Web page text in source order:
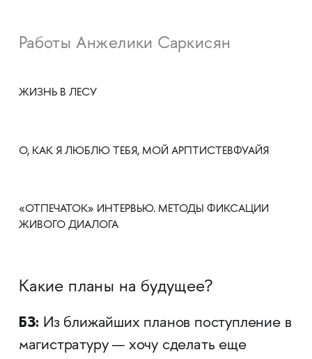
Работы Анжелики Саркисян
ЖИЗНЬ В ЛЕСУ
О, КАК Я ЛЮБЛЮ ТЕБЯ, МОЙ АРПТИСТЕВФУАЙЯ
«ОТПЕЧАТОК» ИНТЕРВЬЮ. МЕТОДЫ ФИКСАЦИИ
ЖИВОГО ДИАЛОГА
Какие планы на будущее?
БЗ: Из ближайших планов поступление в
магистратуру — хочу сделать еще